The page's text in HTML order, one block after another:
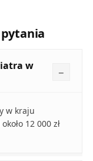
pytania
w
w kraju
12 000 zł